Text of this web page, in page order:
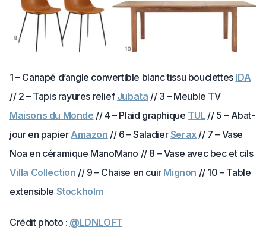
1 – Canapé d’angle convertible blanc tissu bouclettes IDA
// 2 – Tapis rayures relief Jubata // 3 – Meuble TV
Maisons du Monde // 4 – Plaid graphique TUL // 5 – Abat-
jour en papierAmazon // 6 – SaladierSerax// 7 – Vase
Noa en céramique ManoMano // 8 – Vase avec bec et cils
Villa Collection // 9 – Chaise en cuir Mignon // 10 – Table
extensible Stockholm
Crédit photo : @LDNLOFT